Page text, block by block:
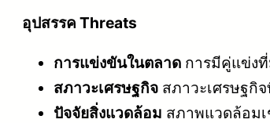
อุปสรรค Threats
การแข่งขันในตลาด การมีคู่แข่ง
สภาวะเศรษฐกิจ สภาวะเศรษฐกิ
ปัจจัยสิ่งแวดล้อม สภาพแวดล้อม